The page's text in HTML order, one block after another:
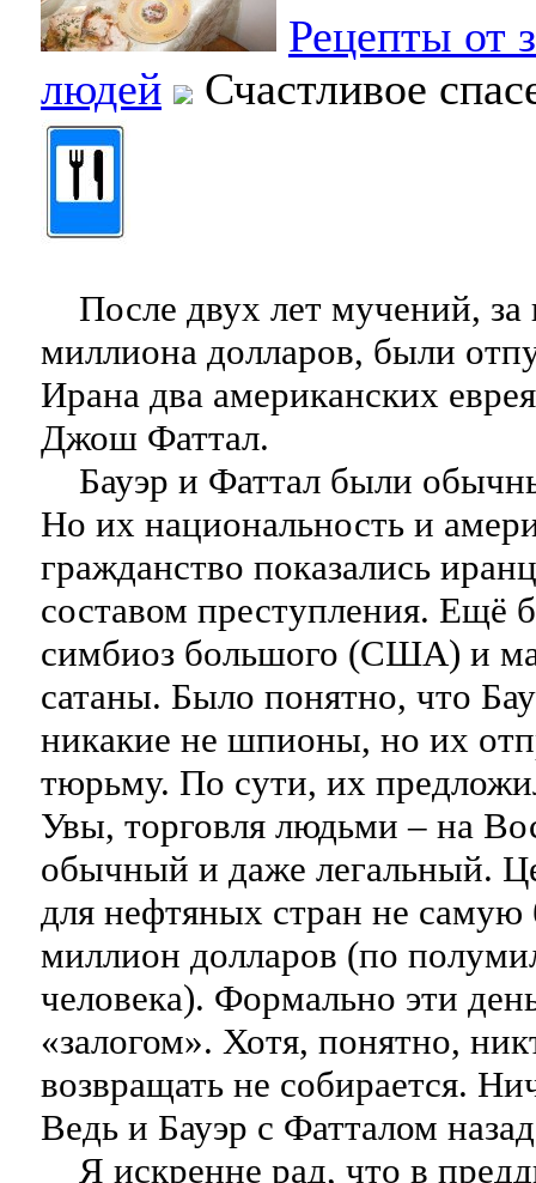
Рецепты от
людей
Счастливое
После двух лет мучений, за
миллиона долларов, были
Ирана два американских
Джош Фаттал.
Бауэр и Фаттал были
Но их национальность и
гражданство показались
составом преступления. Ещё
симбиоз большого (США) и
сатаны. Было понятно, что
никакие не шпионы, но их
тюрьму. По сути, их
Увы, торговля людьми – на
обычный и даже легальный.
для нефтяных стран не
миллион долларов (по
человека). Формально эти
«залогом». Хотя, понятно,
возвращать не собирается.
Ведь и Бауэр с Фатталом
Я искренне рад, что в